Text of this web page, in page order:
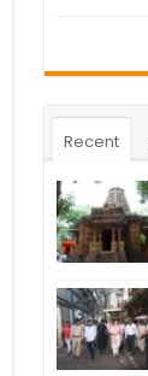
Recent